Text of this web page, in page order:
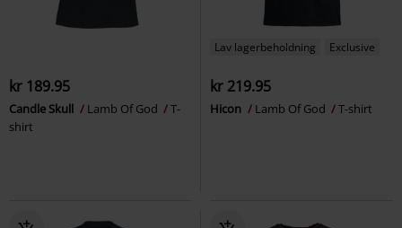
kr 189.95
Candle Skull Lamb Of God
T-
shirt
Lav lagerbeholdning Exclusive
kr 219.95
Hicon Lamb Of God T-shirt